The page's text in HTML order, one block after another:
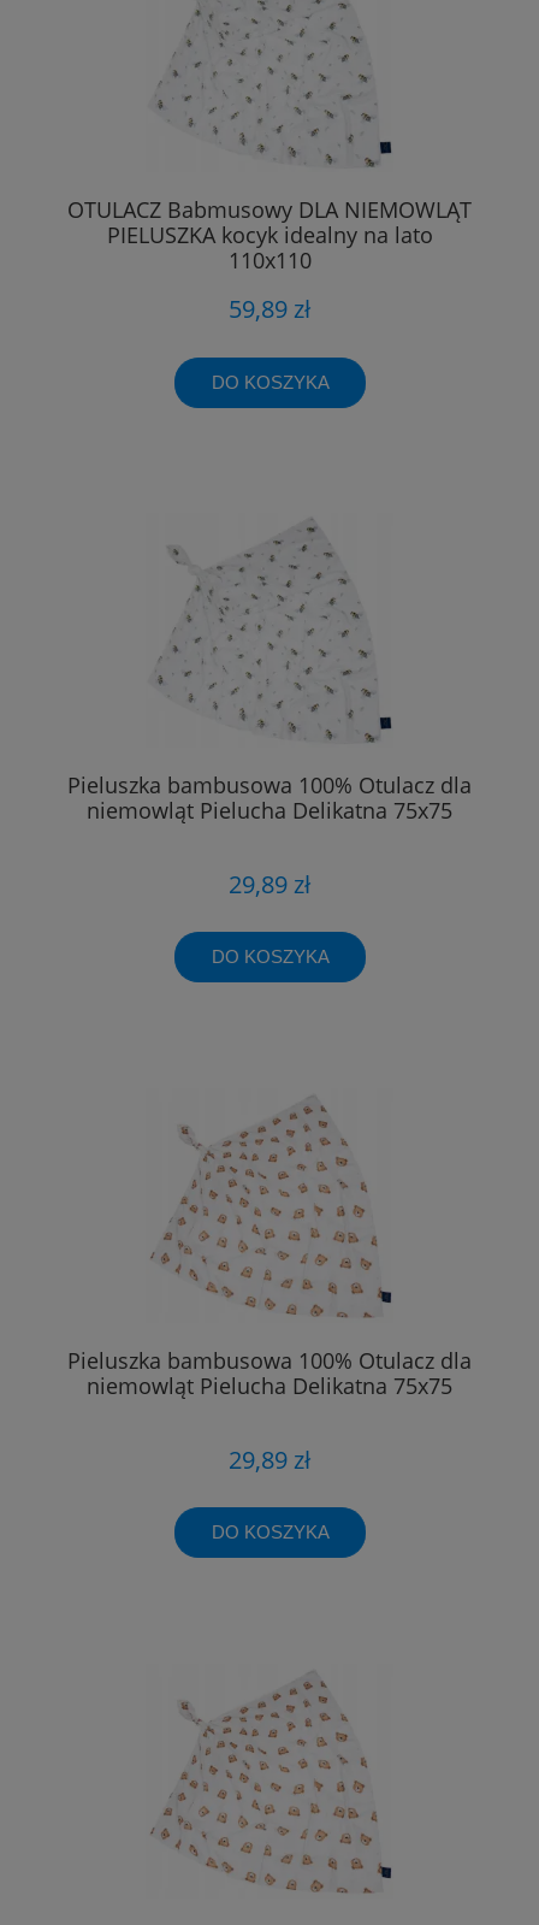
OTULACZ Babmusowy DLA NIEMOWLĄT
PIELUSZKA kocyk idealny na lato
110x110
59,89 zł
DO KOSZYKA
Pieluszka bambusowa 100% Otulacz dla
niemowląt Pielucha Delikatna 75x75
29,89 zł
DO KOSZYKA
Pieluszka bambusowa 100% Otulacz dla
niemowląt Pielucha Delikatna 75x75
29,89 zł
DO KOSZYKA